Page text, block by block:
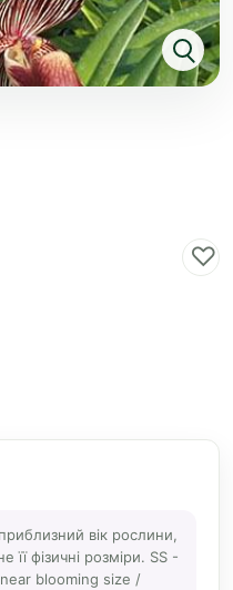
♡
вік рослини,
її фізичні розміри. SS -
blooming size /